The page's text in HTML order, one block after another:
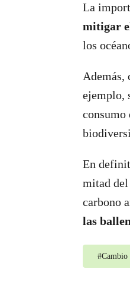
La
mitigar
los
Además,
ejemplo,
En
mitad del
carbono
las
#